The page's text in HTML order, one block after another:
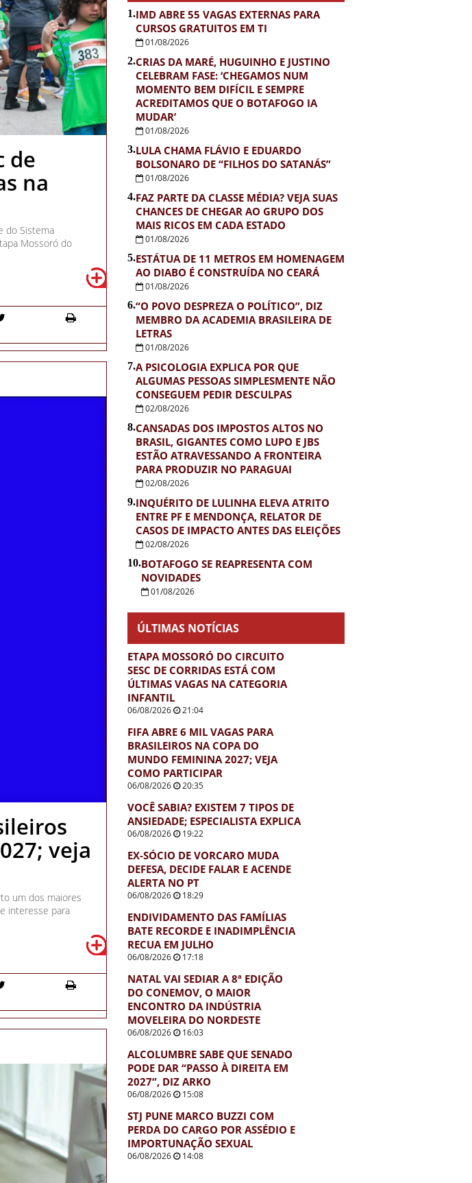
de
na
do Sistema
Mossoró do
veja
um dos maiores
interesse para
1.IMD ABRE 55 VAGAS EXTERNAS PARA
CURSOS GRATUITOS EM TI
01/08/2026
2.CRIAS DA MARÉ, HUGUINHO E JUSTINO
CELEBRAM FASE: ‘CHEGAMOS NUM
MOMENTO BEM DIFÍCIL E SEMPRE
ACREDITAMOS QUE O BOTAFOGO IA
MUDAR’
01/08/2026
3.LULA CHAMA FLÁVIO E EDUARDO
BOLSONARO DE “FILHOS DO SATANÁS”
01/08/2026
4.FAZ PARTE DA CLASSE MÉDIA? VEJA SUAS
CHANCES DE CHEGAR AO GRUPO DOS
MAIS RICOS EM CADA ESTADO
01/08/2026
5.ESTÁTUA DE 11 METROS EM HOMENAGEM
AO DIABO É CONSTRUÍDA NO CEARÁ
01/08/2026
6.“O POVO DESPREZA O POLÍTICO”, DIZ
MEMBRO DA ACADEMIA BRASILEIRA DE
LETRAS
01/08/2026
7.A PSICOLOGIA EXPLICA POR QUE
ALGUMAS PESSOAS SIMPLESMENTE NÃO
CONSEGUEM PEDIR DESCULPAS
02/08/2026
8.CANSADAS DOS IMPOSTOS ALTOS NO
BRASIL, GIGANTES COMO LUPO E JBS
ESTÃO ATRAVESSANDO A FRONTEIRA
PARA PRODUZIR NO PARAGUAI
02/08/2026
9.INQUÉRITO DE LULINHA ELEVA ATRITO
ENTRE PF E MENDONÇA, RELATOR DE
CASOS DE IMPACTO ANTES DAS ELEIÇÕES
02/08/2026
10.BOTAFOGO SE REAPRESENTA COM
NOVIDADES
01/08/2026
ÚLTIMAS NOTÍCIAS
ETAPA MOSSORÓ DO CIRCUITO
SESC DE CORRIDAS ESTÁ COM
ÚLTIMAS VAGAS NA CATEGORIA
INFANTIL
06/08/2026 21:04
FIFA ABRE 6 MIL VAGAS PARA
BRASILEIROS NA COPA DO
MUNDO FEMININA 2027; VEJA
COMO PARTICIPAR
06/08/2026 20:35
VOCÊ SABIA? EXISTEM 7 TIPOS DE
ANSIEDADE; ESPECIALISTA EXPLICA
06/08/2026 19:22
EX-SÓCIO DE VORCARO MUDA
DEFESA, DECIDE FALAR E ACENDE
ALERTA NO PT
06/08/2026 18:29
ENDIVIDAMENTO DAS FAMÍLIAS
BATE RECORDE E INADIMPLÊNCIA
RECUA EM JULHO
06/08/2026 17:18
NATAL VAI SEDIAR A 8ª EDIÇÃO
DO CONEMOV, O MAIOR
ENCONTRO DA INDÚSTRIA
MOVELEIRA DO NORDESTE
06/08/2026 16:03
ALCOLUMBRE SABE QUE SENADO
PODE DAR “PASSO À DIREITA EM
2027”, DIZ ARKO
06/08/2026 15:08
STJ PUNE MARCO BUZZI COM
PERDA DO CARGO POR ASSÉDIO E
IMPORTUNAÇÃO SEXUAL
06/08/2026 14:08